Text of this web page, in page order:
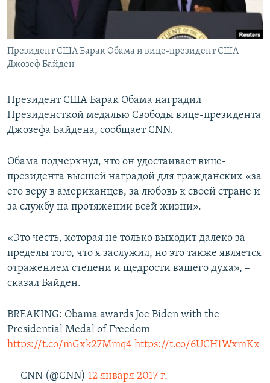
ПОБЕДИТЕЛЕЙ НЕ СУДЯТ?
КРЫМ.НЕПОКОРЕННЫЙ
ELIFBE
ПРИСОЕДИНЯЙТЕСЬ!
Президент США Барак Обама и вице-президент США
Джозеф Байден
Президент США Барак Обама наградил
Президенсткой медалью Свободы вице-президента
Джозефа Байдена, сообщает CNN.
Обама подчеркнул, что он удостаивает вице-
президента высшей наградой для гражданских «за
его веру в американцев, за любовь к своей стране и
за службу на протяжении всей жизни».
«Это честь, которая не только выходит далеко за
пределы того, что я заслужил, но это также является
отражением степени и щедрости вашего духа», –
сказал Байден.
BREAKING: Obama awards Joe Biden with the
Presidential Medal of Freedom
https://t.co/mGxk27Mmq4 https://t.co/6UCH1WxmKx
— CNN (@CNN) 12 января 2017 г.